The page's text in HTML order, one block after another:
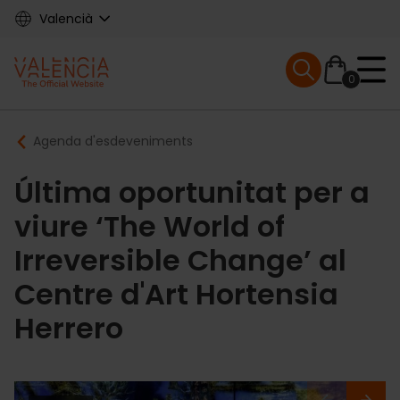
Skip
content
Valencià
Main
navigation
0
Mobile menu
Breadcrumb
Agenda d'esdeveniments
Última oportunitat per a
viure ‘The World of
Irreversible Change’ al
Centre d'Art Hortensia
Herrero